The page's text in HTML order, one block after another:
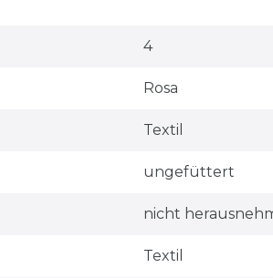
4
Rosa
Textil
ungefüttert
nicht
Textil